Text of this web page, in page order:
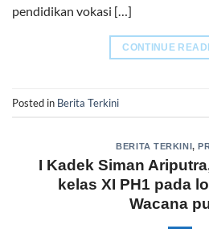
pendidikan vokasi […]
CONTINUE
Posted in Berita Terkini
BERITA TERKINI,
I Kadek Siman
kelas XI PH1 pada
Wacana